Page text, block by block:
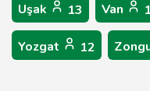
Uşak 13 Van
Yozgat 12